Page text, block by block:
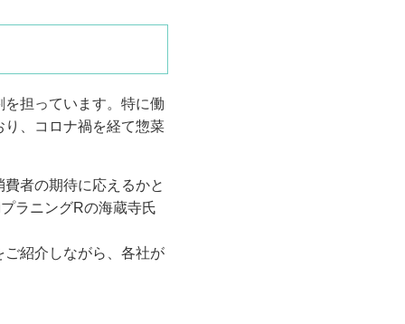
担っています。特に働
り、コロナ禍を経て惣菜
者の期待に応えるかと
ラニングRの海蔵寺氏
紹介しながら、各社が